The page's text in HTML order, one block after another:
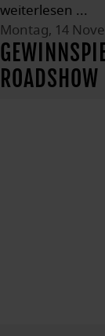
weiterlesen ...
Montag, 14
ROADSHOW